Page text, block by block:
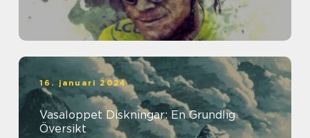
16. januari 2024
Vasaloppet Diskningar: En Grundlig
Översikt